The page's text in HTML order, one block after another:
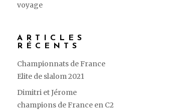
voyage
ARTICLES
RÉCENTS
Championnats de France
Elite de slalom 2021
Dimitri et Jérome
champions de France en C2